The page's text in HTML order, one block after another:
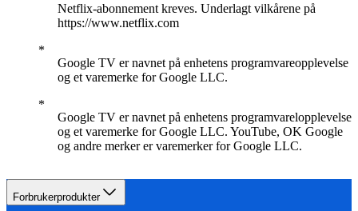
Netflix-abonnement kreves. Underlagt vilkårene på
https://www.netflix.com
Google TV er navnet på enhetens programvareopplevelse
og et varemerke for Google LLC.
Google TV er navnet på enhetens programvarelopplevelse
og et varemerke for Google LLC. YouTube, OK Google
og andre merker er varemerker for Google LLC.
Forbrukerprodukter